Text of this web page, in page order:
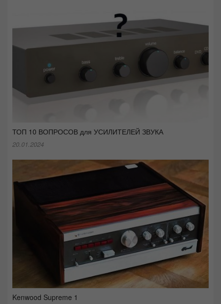
ТОП 10 ВОПРОСОВ для УСИЛИТЕЛЕЙ ЗВУКА
20.01.2024
Kenwood Supreme 1